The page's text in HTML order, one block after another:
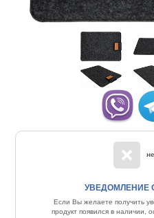
УВЕДОМЛЕНИЕ
Если Вы желаете получить
продукт появился в наличии,